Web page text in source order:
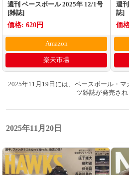
週刊 ベースボール 2025年 12/1号
[雑誌]
価格: 620円
Amazon
楽天市場
週
誌]
価
2025年11月19日には、ベースボール・
ツ雑誌が発売され
2025年11月20日